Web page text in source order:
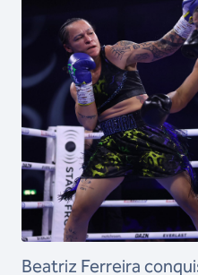
Beatriz Ferreira